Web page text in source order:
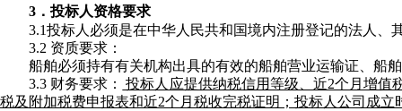
3．投标人资格要求
3.1投标人必须是在中华人民共和国境内注册登记的法人
3.2 资质要求：
船舶必须持有有关机构出具的有效的船舶营业运输证、船
3.3 财务要求：
投标人应提供纳税信用等级、近2个月增值
税及附加税费申报表和近2个月税收完税证明；投标人公司成